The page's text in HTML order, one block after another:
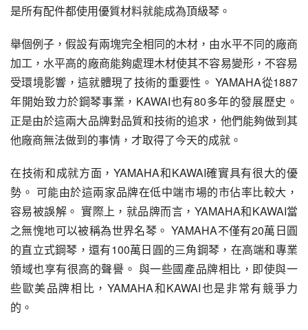
是所有配件都使用優質材料就能成為頂級琴。
舉個例子，假設有兩塊完全相同的木材，由水平不同的廠商
加工，水平高的廠商能夠處理木材使其不容易變形，不容易
受環境影響，這就體現了技術的重要性。 YAMAHA從1887
年開始致力於鋼琴事業，KAWAI也有80多年的發展歷史。
正是由於這兩大品牌對品質和技術的追求，他們能夠做到其
他廠商無法做到的事情，才取得了今天的成就。
在技術和成就方面，YAMAHA和KAWAI確實具有很大的優
勢。 可能由於這兩家品牌在低中端市場的市佔率比較大，
容易被誤解。 實際上，就品牌而言，YAMAHA和KAWAI當
之無愧地可以被稱為世界名琴。 YAMAHA不僅有20萬日圓
的直立式鋼琴，還有100萬日圓的三角鋼琴，在高端和專業
領域也享有很高的聲譽。 與一些國產品牌相比，即使與一
些歐美品牌相比，YAMAHA和KAWAI也是非常有競爭力
的。